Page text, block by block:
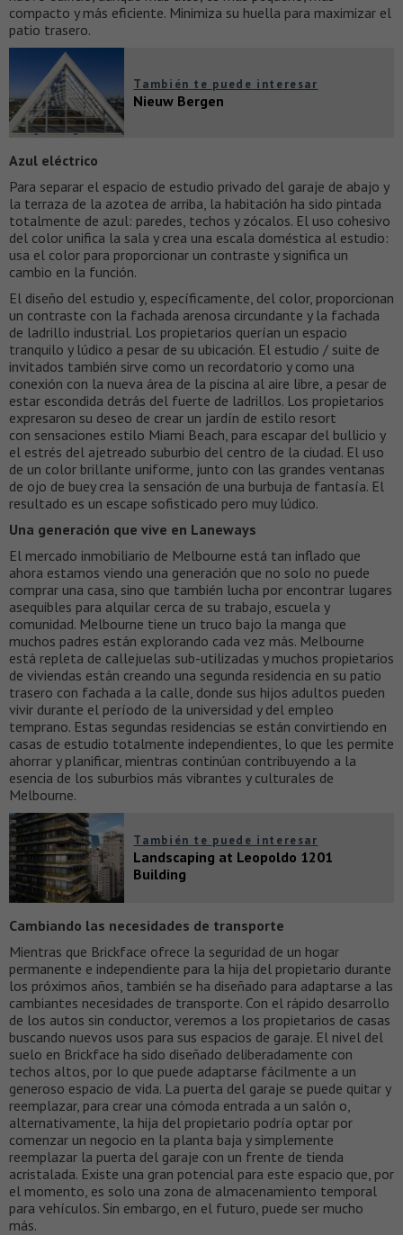
compacto y más eficiente. Minimiza su huella para maximizar el
patio trasero.
También te puede interesar
Nieuw Bergen
Azul eléctrico
Para separar el espacio de estudio privado del garaje de abajo y
la terraza de la azotea de arriba, la habitación ha sido pintada
totalmente de azul: paredes, techos y zócalos. El uso cohesivo
del color unifica la sala y crea una escala doméstica al estudio:
usa el color para proporcionar un contraste y significa un
cambio en la función.
El diseño del estudio y, específicamente, del color, proporcionan
un contraste con la fachada arenosa circundante y la fachada
de ladrillo industrial. Los propietarios querían un espacio
tranquilo y lúdico a pesar de su ubicación. El estudio / suite de
invitados también sirve como un recordatorio y como una
conexión con la nueva área de la piscina al aire libre, a pesar de
estar escondida detrás del fuerte de ladrillos. Los propietarios
expresaron su deseo de crear un jardín de estilo resort
con sensaciones estilo Miami Beach, para escapar del bullicio y
el estrés del ajetreado suburbio del centro de la ciudad. El uso
de un color brillante uniforme, junto con las grandes ventanas
de ojo de buey crea la sensación de una burbuja de fantasía. El
resultado es un escape sofisticado pero muy lúdico.
Una generación que vive en Laneways
El mercado inmobiliario de Melbourne está tan inflado que
ahora estamos viendo una generación que no solo no puede
comprar una casa, sino que también lucha por encontrar lugares
asequibles para alquilar cerca de su trabajo, escuela y
comunidad. Melbourne tiene un truco bajo la manga que
muchos padres están explorando cada vez más. Melbourne
está repleta de callejuelas sub-utilizadas y muchos propietarios
de viviendas están creando una segunda residencia en su patio
trasero con fachada a la calle, donde sus hijos adultos pueden
vivir durante el período de la universidad y del empleo
temprano. Estas segundas residencias se están convirtiendo en
casas de estudio totalmente independientes, lo que les permite
ahorrar y planificar, mientras continúan contribuyendo a la
esencia de los suburbios más vibrantes y culturales de
Melbourne.
También te puede interesar
Landscaping at Leopoldo 1201
Building
Cambiando las necesidades de transporte
Mientras que Brickface ofrece la seguridad de un hogar
permanente e independiente para la hija del propietario durante
los próximos años, también se ha diseñado para adaptarse a las
cambiantes necesidades de transporte. Con el rápido desarrollo
de los autos sin conductor, veremos a los propietarios de casas
buscando nuevos usos para sus espacios de garaje. El nivel del
suelo en Brickface ha sido diseñado deliberadamente con
techos altos, por lo que puede adaptarse fácilmente a un
generoso espacio de vida. La puerta del garaje se puede quitar y
reemplazar, para crear una cómoda entrada a un salón o,
alternativamente, la hija del propietario podría optar por
comenzar un negocio en la planta baja y simplemente
reemplazar la puerta del garaje con un frente de tienda
acristalada. Existe una gran potencial para este espacio que, por
el momento, es solo una zona de almacenamiento temporal
para vehículos. Sin embargo, en el futuro, puede ser mucho
más.